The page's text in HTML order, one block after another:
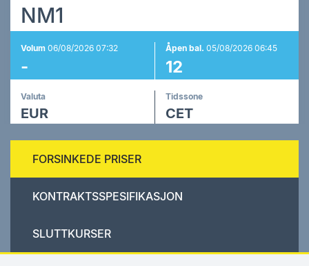
NM1
Volum 06/08/2026 07:32
-
Åpen bal. 05/08/2026 06:45
12
Valuta
EUR
Tidssone
CET
FORSINKEDE PRISER
KONTRAKTSSPESIFIKASJON
SLUTTKURSER